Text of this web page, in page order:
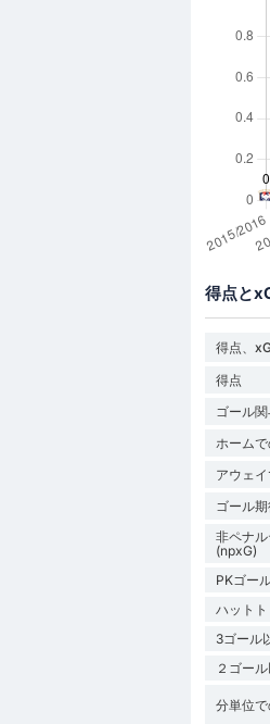
得点と
得点、
得点
ゴール
ホーム
アウェ
ゴール
非ペナ
(npxG)
PKゴー
ハットト
3ゴール
２ゴー
分単位